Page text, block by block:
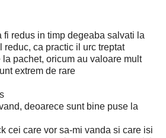
fi redus in timp degeaba salvati la
reduc, ca practic il urc treptat
pachet, oricum au valoare mult
extrem de rare
deoarece sunt bine puse la
cei care vor sa-mi vanda si care isi